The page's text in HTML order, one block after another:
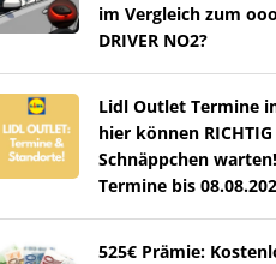
im Vergleich zum
DRIVER NO2?
Lidl Outlet Termine
hier können
Schnäppchen
Termine bis
525€ Prämie: